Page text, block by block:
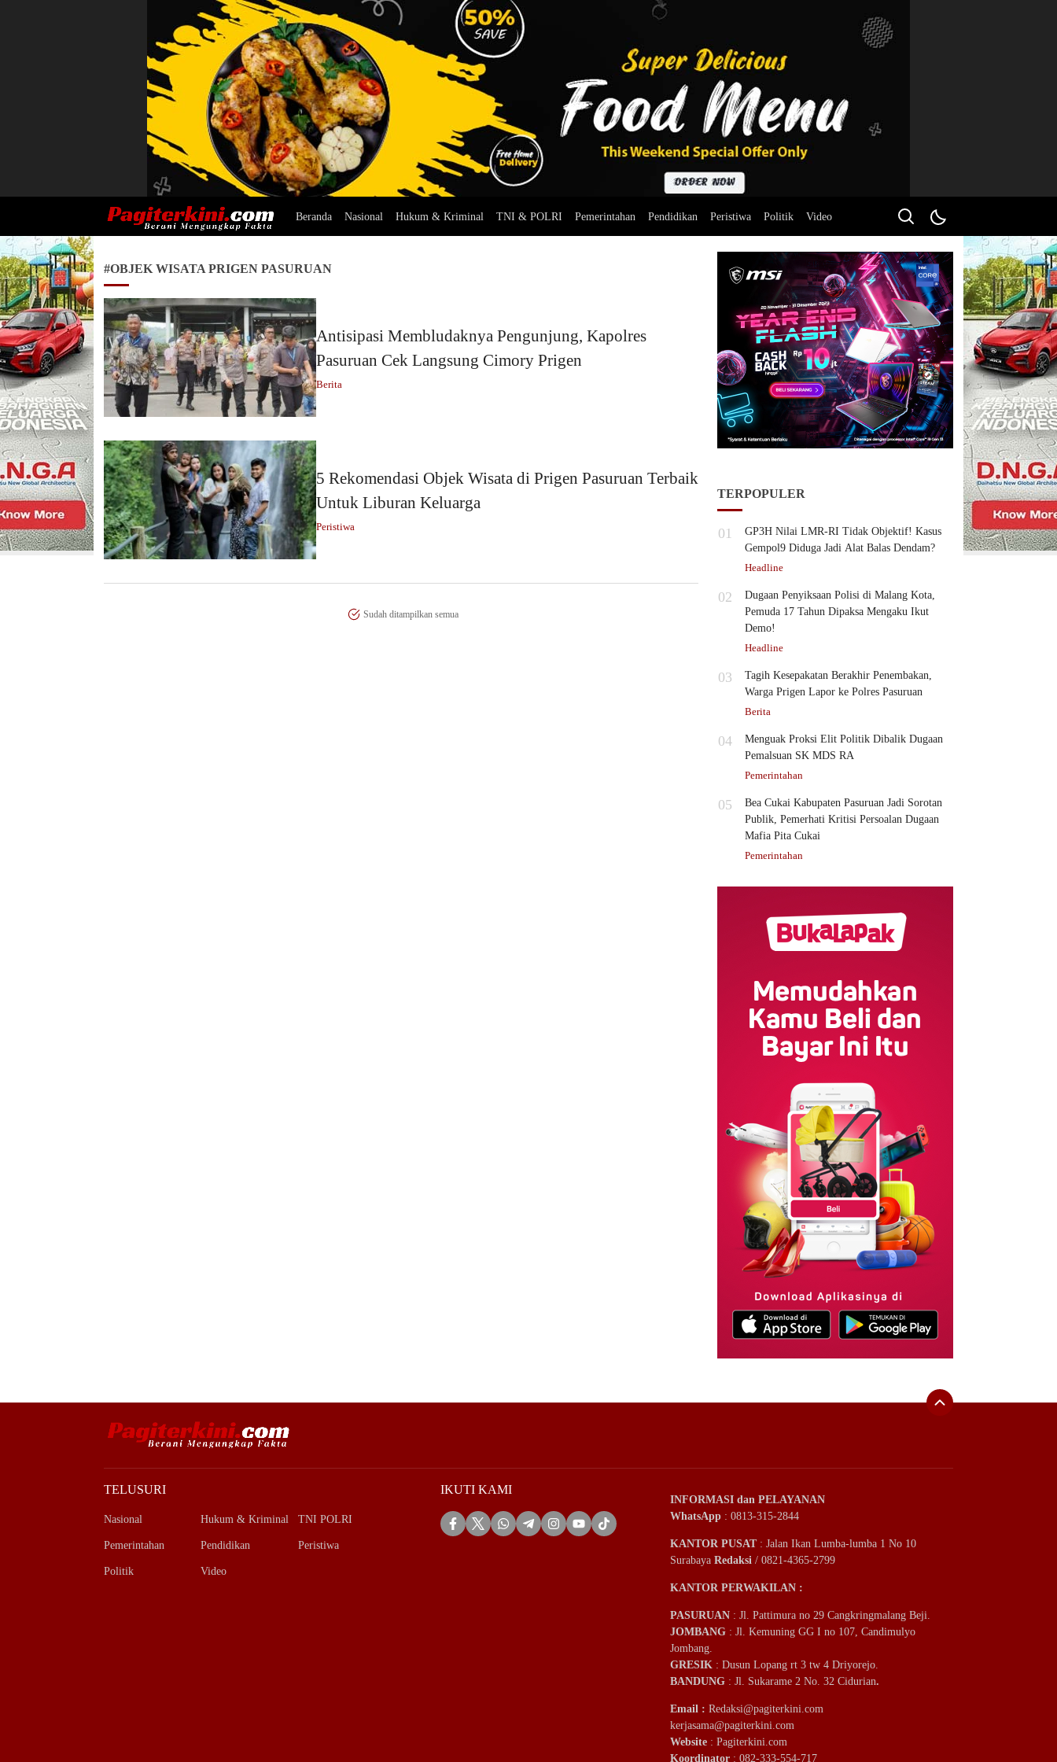
Beranda Nasional Hukum & Kriminal TNI & POLRI Pemerintahan Pendidikan Peristiwa Politik Video
#OBJEK WISATA PRIGEN PASURUAN
Antisipasi Membludaknya Pengunjung, Kapolres
Pasuruan Cek Langsung Cimory Prigen
Berita
5 Rekomendasi Objek Wisata di Prigen Pasuruan Terbaik
Untuk Liburan Keluarga
Peristiwa
Sudah ditampilkan semua
TERPOPULER
01
GP3H Nilai LMR-RI Tidak Objektif! Kasus
Gempol9 Diduga Jadi Alat Balas Dendam?
Headline
02
Dugaan Penyiksaan Polisi di Malang Kota,
Pemuda 17 Tahun Dipaksa Mengaku Ikut
Demo!
Headline
03
Tagih Kesepakatan Berakhir Penembakan,
Warga Prigen Lapor ke Polres Pasuruan
Berita
04
Menguak Proksi Elit Politik Dibalik Dugaan
Pemalsuan SK MDS RA
Pemerintahan
05
Bea Cukai Kabupaten Pasuruan Jadi Sorotan
Publik, Pemerhati Kritisi Persoalan Dugaan
Mafia Pita Cukai
Pemerintahan
TELUSURI
Nasional Hukum & Kriminal TNI POLRI
Pemerintahan Pendidikan Peristiwa
Politik Video
IKUTI KAMI
INFORMASI dan PELAYANAN
WhatsApp : 0813-315-2844
KANTOR PUSAT: Jalan Ikan Lumba-lumba 1 No 10
Surabaya Redaksi / 0821-4365-2799
KANTOR PERWAKILAN :
PASURUAN : Jl. Pattimura no 29 Cangkringmalang Beji.
JOMBANG : Jl. Kemuning GG I no 107, Candimulyo
Jombang.
GRESIK : Dusun Lopang rt 3 tw 4 Driyorejo.
BANDUNG : Jl. Sukarame 2 No. 32 Cidurian.
Email : Redaksi@pagiterkini.com
kerjasama@pagiterkini.com
Website : Pagiterkini.com
Koordinator : 082-333-554-717